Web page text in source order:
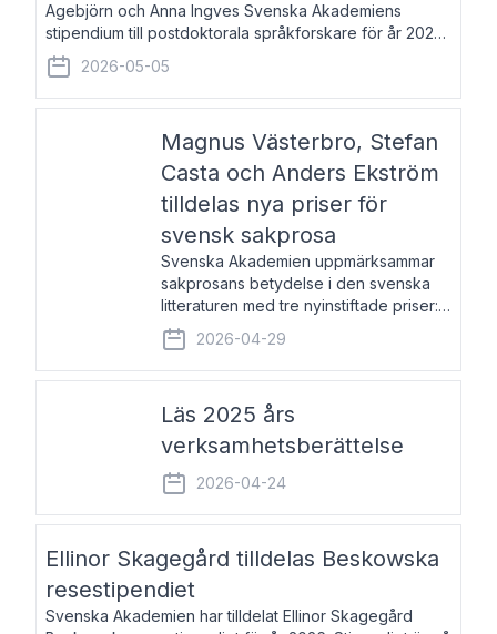
Agebjörn och Anna Ingves Svenska Akademiens
stipendium till postdoktorala språkforskare för år 2026.
Stipendiebeloppet är 75 000 kronor per mottagare.
Anders Agebjörn, född 1984, är universitet
2026-05-05
Magnus Västerbro, Stefan
Casta och Anders Ekström
tilldelas nya priser för
svensk sakprosa
Svenska Akademien uppmärksammar
sakprosans betydelse i den svenska
litteraturen med tre nyinstiftade priser:
Svenska Akademiens pris till
framstående författare av svensk
sakprosa som i år går till Magnus
2026-04-29
Läs 2025 års
verksamhetsberättelse
2026-04-24
Ellinor Skagegård tilldelas Beskowska
resestipendiet
Svenska Akademien har tilldelat Ellinor Skagegård